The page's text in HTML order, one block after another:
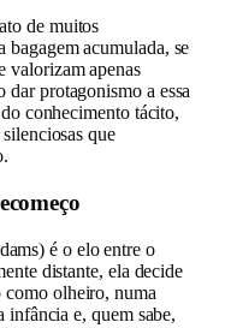
de muitos
bagagem acumulada, se
valorizam apenas
dar protagonismo a essa
conhecimento tácito,
que
é o elo entre o
distante, ela decide
como olheiro, numa
infância e, quem sabe,